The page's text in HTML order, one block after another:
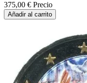
375,00 € Precio
Añadir al carrito